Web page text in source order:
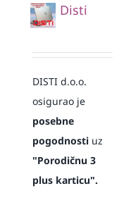
Disti
DISTI d.o.o.
osigurao je
posebne
pogodnostiuz
"Porodičnu 3
plus karticu".